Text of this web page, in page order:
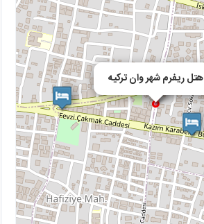
هتل ریفرم شهر وان ترکیه